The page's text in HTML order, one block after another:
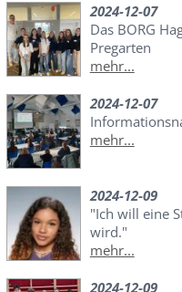
2024-12-07
Das BORG
Pregarten
mehr...
2024-12-07
mehr...
2024-12-09
"Ich will eine
wird."
mehr...
2024-12-09